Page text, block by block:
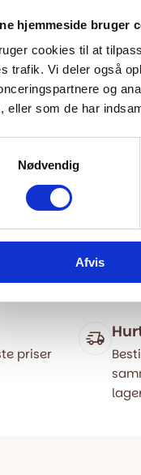
hjemmeside bruger
cookies til at
trafik. Vi deler også
og
eller som de har
Nødvendig
Afvis
priser